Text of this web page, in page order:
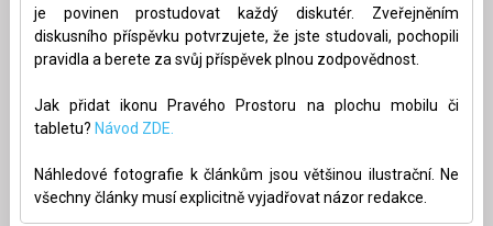
je povinen prostudovat každý diskutér. Zveřejněním
diskusního příspěvku potvrzujete, že jste studovali, pochopili
pravidla a berete za svůj příspěvek plnou zodpovědnost.
Jak přidat ikonu Pravého Prostoru na plochu mobilu či
tabletu? Návod ZDE.
Náhledové fotografie k článkům jsou většinou ilustrační. Ne
všechny články musí explicitně vyjadřovat názor redakce.